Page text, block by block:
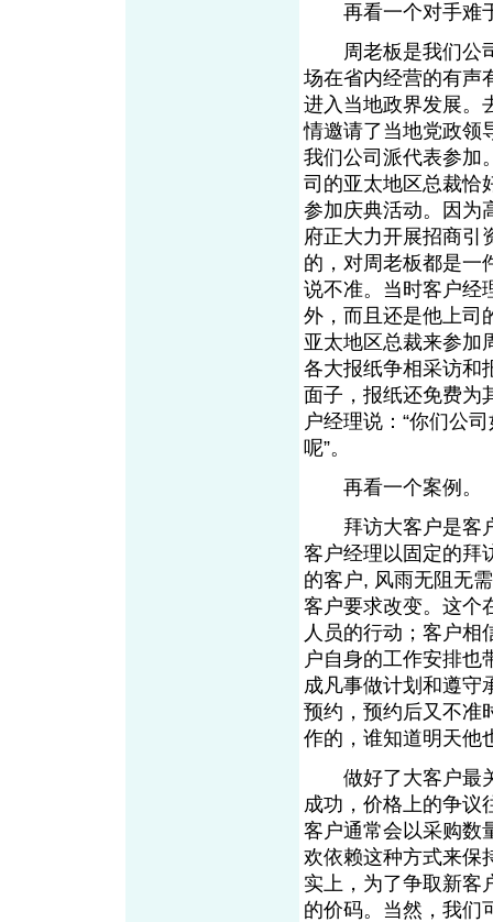
再看一个对手难
周老板是我们公司
场在省内经营的有声
进入当地政界发展。
情邀请了当地党政领
我们公司派代表参加
司的亚太地区总裁恰
参加庆典活动。因为
府正大力开展招商引
的，对周老板都是一
说不准。当时客户经
外，而且还是他上司
亚太地区总裁来参加
各大报纸争相采访和
面子，报纸还免费为
户经理说：“你们公
呢”。
再看一个案例。
拜访大客户是客户
客户经理以固定的拜
的客户, 风雨无阻无
客户要求改变。这个
人员的行动；客户相
户自身的工作安排也
成凡事做计划和遵守
预约，预约后又不准
作的，谁知道明
做好了大客户最关
成功，价格上的争议
客户通常会以采购数
欢依赖这种方式来保
实上，为了争取新客
的价码。当然，我们